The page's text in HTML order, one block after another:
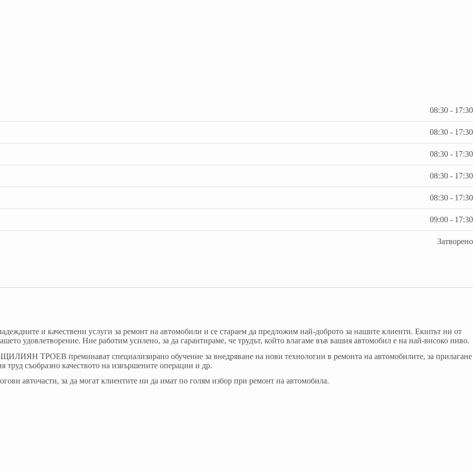
08:30 - 17:30
08:30 - 17:30
08:30 - 17:30
08:30 - 17:30
08:30 - 17:30
09:00 - 17:30
Затворено
и качествени услуги за ремонт на автомобили и се стараем да предложим най-доброто за нашите клиенти. Екипът ни от
удовлетворение. Ние работим усилено, за да гарантираме, че трудът, който влагаме във вашия автомобил е на най-високо ниво.
ТРОЕВ преминават специализирано обучение за внедряване на нови технологии в ремонта на автомобилите, за прилагане
съобразно качеството на извършените операции и др.
авточасти, за да могат клиентите ни да имат по голям избор при ремонт на автомобила.